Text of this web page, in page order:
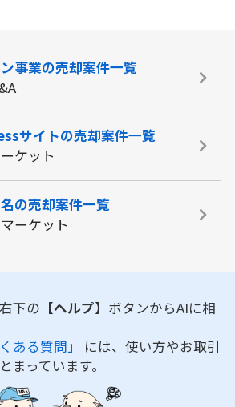
事業の売却案件一覧
サイトの売却案件一覧
ケット
の売却案件一覧
ーケット
下の 【ヘルプ】 ボタンからAIに相
ある質問」 には、使い方やお取引
まっています。